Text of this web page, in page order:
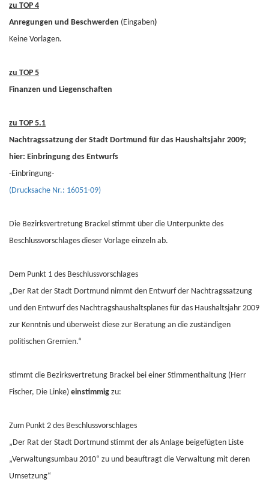
zu TOP 4
Anregungen und Beschwerden (Eingaben)
Keine Vorlagen.
zu TOP 5
Finanzen und Liegenschaften
zu TOP 5.1
Nachtragssatzung der Stadt Dortmund für das Haushaltsjahr 2009;
hier: Einbringung des Entwurfs
-Einbringung-
(Drucksache Nr.: 16051-09)
Die Bezirksvertretung Brackel stimmt über die Unterpunkte des
Beschlussvorschlages dieser Vorlage einzeln ab.
Dem Punkt 1 des Beschlussvorschlages
„Der Rat der Stadt Dortmund nimmt den Entwurf der Nachtragssatzung
und den Entwurf des Nachtragshaushaltsplanes für das Haushaltsjahr 2009
zur Kenntnis und überweist diese zur Beratung an die zuständigen
politischen Gremien.“
stimmt die Bezirksvertretung Brackel bei einer Stimmenthaltung (Herr
Fischer, Die Linke) einstimmig zu:
Zum Punkt 2 des Beschlussvorschlages
„Der Rat der Stadt Dortmund stimmt der als Anlage beigefügten Liste
„Verwaltungsumbau 2010“ zu und beauftragt die Verwaltung mit deren
Umsetzung“